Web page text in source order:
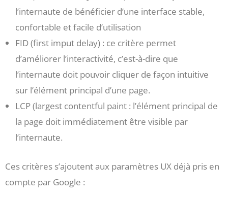
l’internaute de bénéficier d’une interface stable,
confortable et facile d’utilisation
FID (first imput delay) : ce critère permet
d’améliorer l’interactivité, c’est-à-dire que
l’internaute doit pouvoir cliquer de façon intuitive
sur l’élément principal d’une page.
LCP (largest contentful paint : l’élément principal de
la page doit immédiatement être visible par
l’internaute.
Ces critères s’ajoutent aux paramètres UX déjà pris en
compte par Google :